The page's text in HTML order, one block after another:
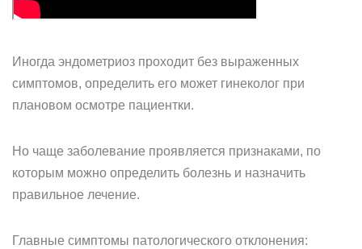
Иногда эндометриоз проходит без выраженных
симптомов, определить его может гинеколог при
плановом осмотре пациентки.
Но чаще заболевание проявляется признаками, по
которым можно определить болезнь и назначить
правильное лечение.
Главные симптомы патологического отклонения: